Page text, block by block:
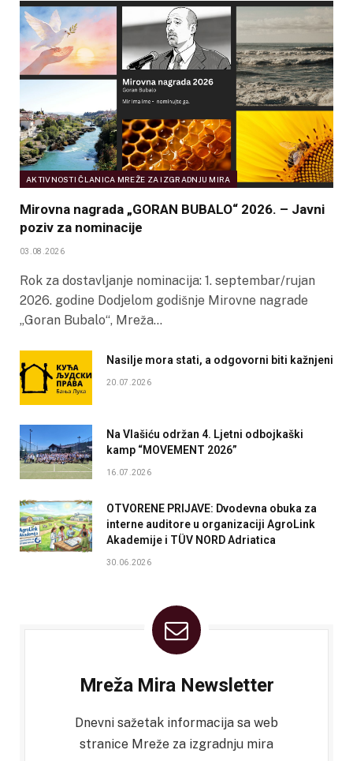
AKTIVNOSTI ČLANICA MREŽE ZA IZGRADNJU MIRA
Mirovna nagrada „GORAN BUBALO“ 2026. – Javni
poziv za nominacije
03.08.2026
Rok za dostavljanje nominacija: 1. septembar/rujan
2026. godine Dodjelom godišnje Mirovne nagrade
„Goran Bubalo“, Mreža…
Nasilje mora stati, a odgovorni biti kažnjeni
20.07.2026
Na Vlašiću održan 4. Ljetni odbojkaški
kamp “MOVEMENT 2026”
16.07.2026
OTVORENE PRIJAVE: Dvodevna obuka za
interne auditore u organizaciji AgroLink
Akademije i TÜV NORD Adriatica
30.06.2026
Mreža Mira Newsletter
Dnevni sažetak informacija sa web
stranice Mreže za izgradnju mira